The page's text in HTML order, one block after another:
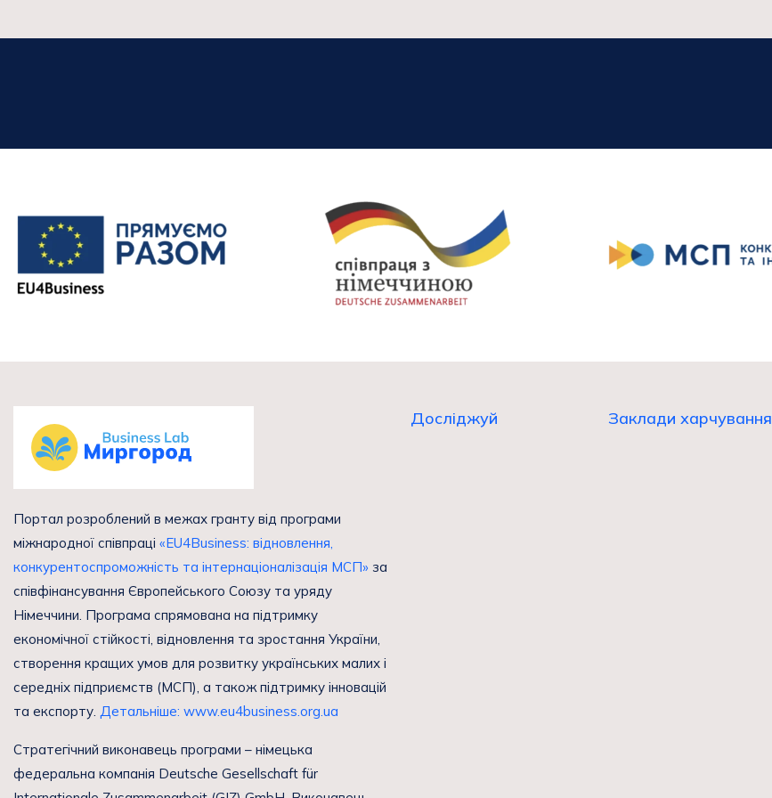
Портал розроблений в межах гранту від програми
міжнародної співпраці «EU4Business: відновлення,
конкурентоспроможність та інтернаціоналізація МСП» за
співфінансування Європейського Союзу та уряду
Німеччини. Програма спрямована на підтримку
економічної стійкості, відновлення та зростання України,
створення кращих умов для розвитку українських малих і
середніх підприємств (МСП), а також підтримку інновацій
та експорту. Детальніше: www.eu4business.org.ua
Стратегічний виконавець програми – німецька
федеральна компанія Deutsche Gesellschaft für
Досліджуй Заклади харчування